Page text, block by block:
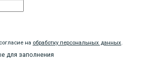
на обработку персональных данных.
для заполнения